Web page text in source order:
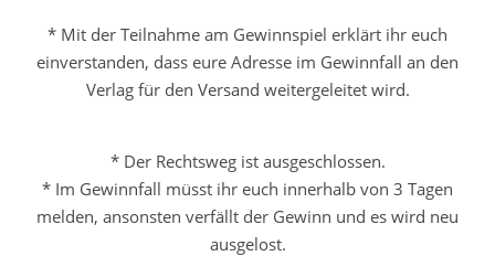
* Mit der Teilnahme am Gewinnspiel erklärt ihr euch
einverstanden, dass eure Adresse im Gewinnfall an den
Verlag für den Versand weitergeleitet wird.
* Der Rechtsweg ist ausgeschlossen.
* Im Gewinnfall müsst ihr euch innerhalb von 3 Tagen
melden, ansonsten verfällt der Gewinn und es wird neu
ausgelost.